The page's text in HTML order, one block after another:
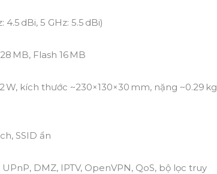
dBi, 5 GHz: 5.5 dBi)
MB, Flash 16 MB
W, kích thước ~230×130×30 mm, nặng ~0.29 kg
SSID ẩn
DMZ, IPTV, OpenVPN, QoS, bộ lọc truy